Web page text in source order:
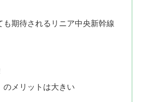
期待されるリニア中央新幹線
メリットは大きい